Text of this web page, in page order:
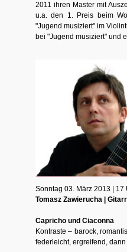
2011 ihren Master mit
u.a. den 1. Preis beim
"Jugend musiziert" im
bei "Jugend musiziert" und
Sonntag 03. März 2013 | 17
Tomasz Zawierucha |
Capricho und Ciaconna
Kontraste – barock,
federleicht, ergreifend,